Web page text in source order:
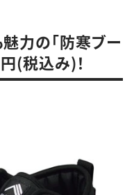
力の「防寒ブー
(税込み)！